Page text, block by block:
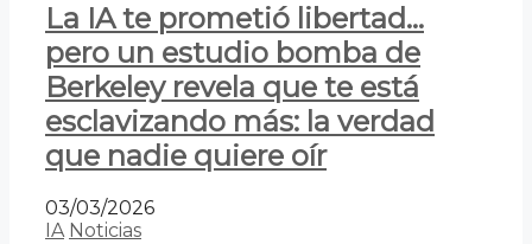
La IA te prometió libertad…
pero un estudio bomba de
Berkeley revela que te está
esclavizando más: la verdad
que nadie quiere oír
03/03/2026
IA Noticias